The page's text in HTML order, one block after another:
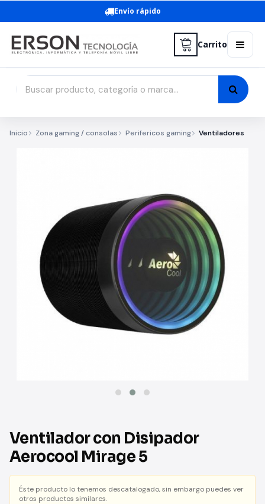
Envío rápido
Carrito
Inicio Zona gaming / consolas Perifericos gaming Ventiladores
Ventilador con Disipador
Aerocool Mirage 5
Éste producto lo tenemos descatalogado, sin embargo puedes ver
otros productos similares.